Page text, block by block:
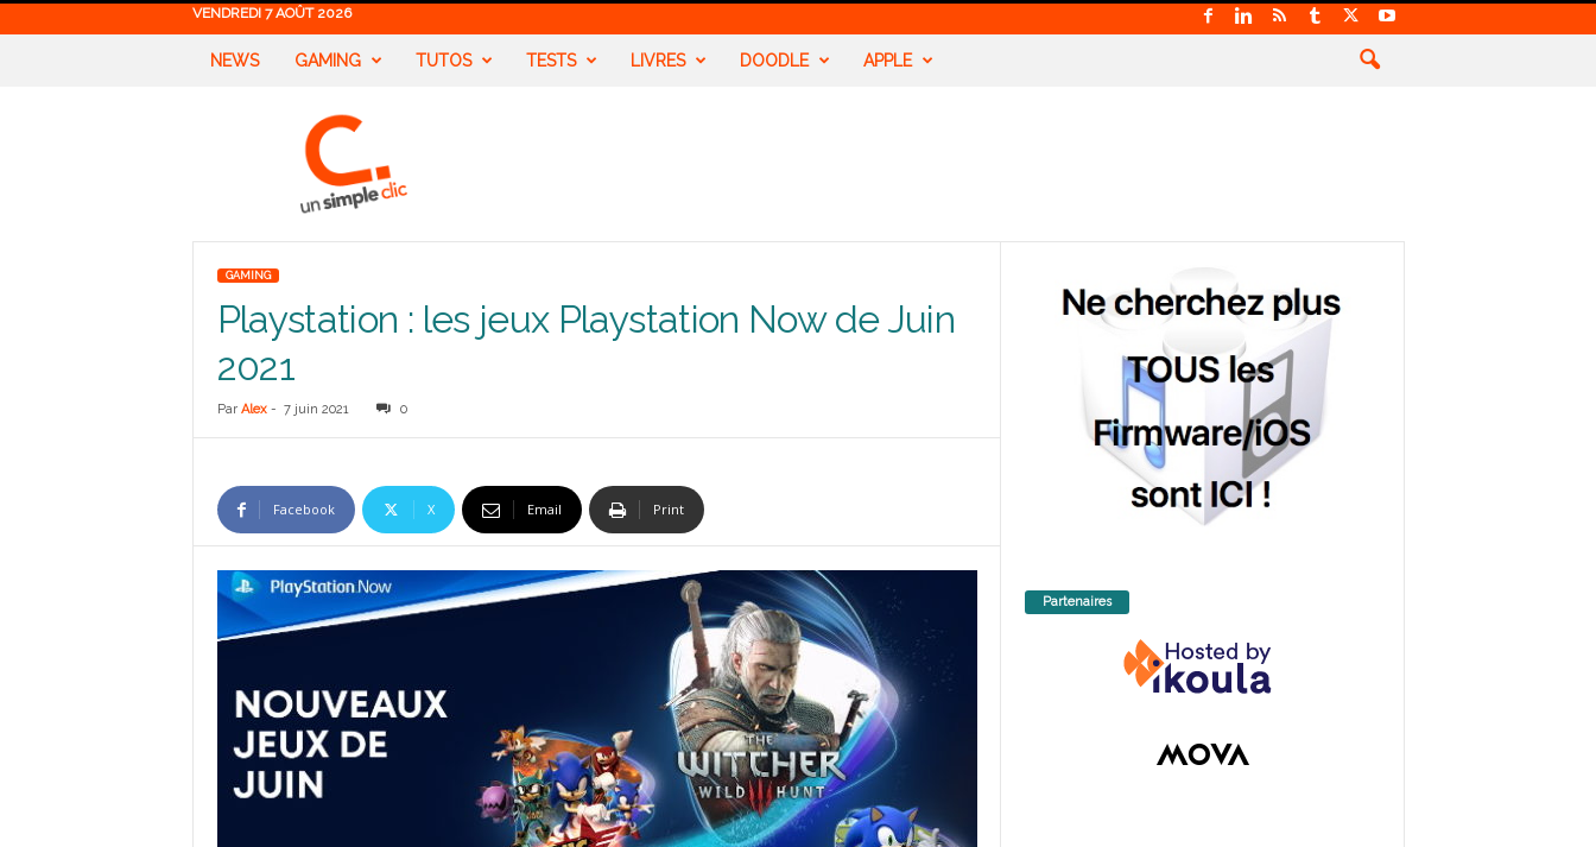
VENDREDI 7 AOÛT 2026
NEWS GAMING TUTOS TESTS LIVRES DOODLE APPLE
GAMING
Playstation : les jeux Playstation Now de Juin
2021
Par Alex- 7 juin 2021 0
Facebook X Email Print
Partenaires